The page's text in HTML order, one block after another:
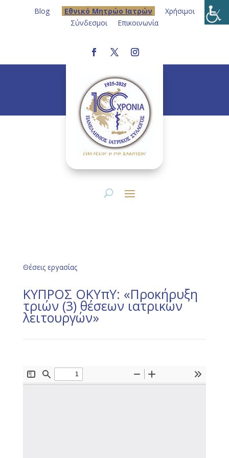
Blog Eθνικό Μητρώο Ιατρών
Χρήσιμοι
Σύνδεσμοι
Επικοινωνία
Θέσεις εργασίας
ΚΥΠΡΟΣ ΟΚΥπΥ: «Προκήρυξη
τριών (3) θέσεων ιατρικών
λειτουργών»